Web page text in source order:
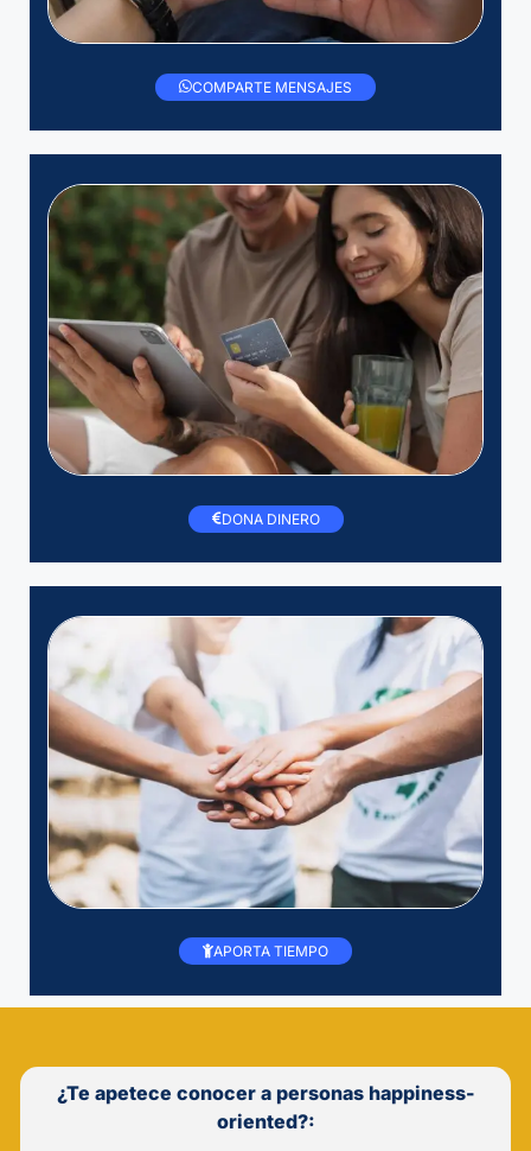
COMPARTE MENSAJES
DONA DINERO
APORTA TIEMPO
¿Te apetece conocer a personas happiness-
oriented?: